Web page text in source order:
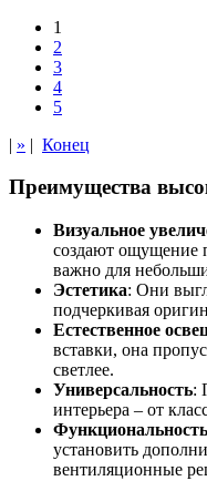
1
2
3
4
5
| » | Конец
Преимущества
Визуальное
создают ощущение
важно для
Эстетика: Они
подчеркивая
Естественное
вставки, она
светлее.
Универсальность:
интерьера – от
Функциональность
установить
вентиляционные